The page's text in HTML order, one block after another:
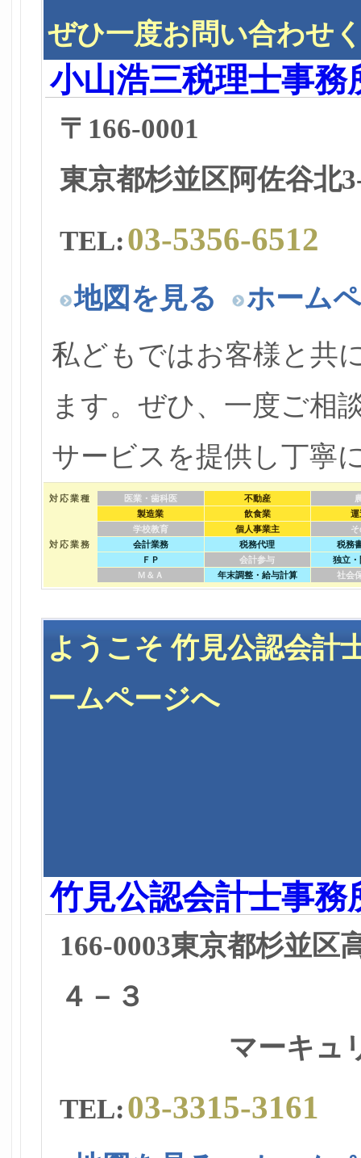
ぜひ一度お問い合わせ
小山浩三税理士事務
〒166-0001
東京都杉並区阿佐谷北
TEL:03-5356-6512
地図を見る
ホーム
私どもではお客様と共
ます。ぜひ、一度ご相
サービスを提供し丁寧
対応業種 医業・歯科医 不動産
製造業
飲食業
運
学校教育
個人事業主
対応業務
会計業務 税務代理
税務
ＦＰ
会計参与
独立
Ｍ＆Ａ
年末調整・給与計算 社会
ようこそ 竹見公認会計
ームページへ
竹見公認会計士事務
166-0003東京都杉並区
４－３
マーキュリー
TEL:03-3315-3161